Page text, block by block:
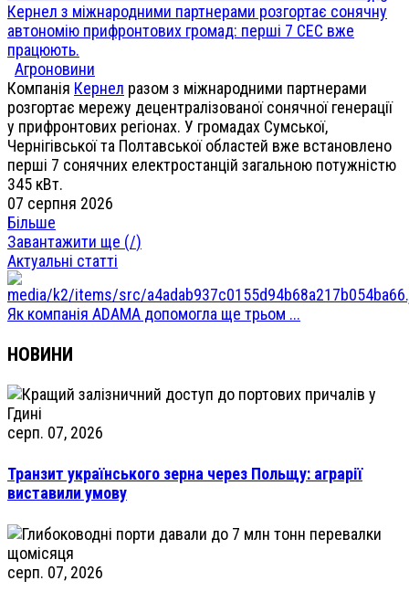
Кернел з міжнародними партнерами розгортає сонячну
автономію прифронтових громад: перші 7 СЕС вже
працюють.
Агроновини
Компанія Кернел разом з міжнародними партнерами
розгортає мережу децентралізованої сонячної генерації
у прифронтових регіонах. У громадах Сумської,
Чернігівської та Полтавської областей вже встановлено
перші 7 сонячних електростанцій загальною потужністю
345 кВт.
07 серпня 2026
Більше
Завантажити ще (/)
Актуальні статті
Як компанія ADAMA допомогла ще трьом ...
НОВИНИ
серп. 07, 2026
Транзит українського зерна через Польщу: аграрії
виставили умову
серп. 07, 2026